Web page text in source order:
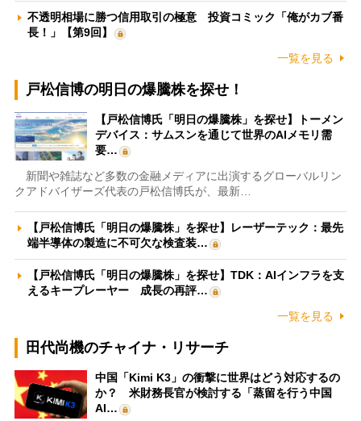
不透明相場に勝つ信用取引の極意 投資コミック「俺がカブ番
長！」【第9回】
一覧を見る
戸松信博の明日の爆騰株を探せ！
【戸松信博氏「明日の爆騰株」を探せ】トーメン
デバイス：サムスンを通じて世界のAIメモリ需
要…
新聞や雑誌など多数の金融メディアに出演するグローバルリン
クアドバイザーズ代表の戸松信博氏が、最新…
【戸松信博氏「明日の爆騰株」を探せ】レーザーテック：最先
端半導体の製造に不可欠な検査装…
【戸松信博氏「明日の爆騰株」を探せ】TDK：AIインフラを支
えるキープレーヤー 成長の再評…
一覧を見る
田代尚機のチャイナ・リサーチ
中国「Kimi K3」の衝撃に世界はどう対応するの
か？ 米財務長官が検討する「蒸留を行う中国
AI…